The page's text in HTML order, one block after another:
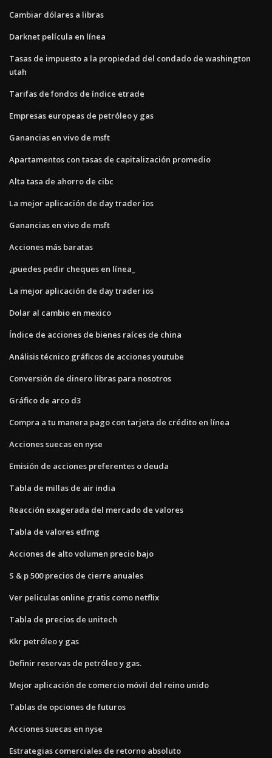
Cambiar dólares a libras
Darknet película en línea
Tasas de impuesto a la propiedad del condado de washington
utah
Tarifas de fondos de índice etrade
Empresas europeas de petróleo y gas
Ganancias en vivo de msft
Apartamentos con tasas de capitalización promedio
Alta tasa de ahorro de cibc
La mejor aplicación de day trader ios
Ganancias en vivo de msft
Acciones más baratas
¿puedes pedir cheques en línea_
La mejor aplicación de day trader ios
Dolar al cambio en mexico
Índice de acciones de bienes raíces de china
Análisis técnico gráficos de acciones youtube
Conversión de dinero libras para nosotros
Gráfico de arco d3
Compra a tu manera pago con tarjeta de crédito en línea
Acciones suecas en nyse
Emisión de acciones preferentes o deuda
Tabla de millas de air india
Reacción exagerada del mercado de valores
Tabla de valores etfmg
Acciones de alto volumen precio bajo
S & p 500 precios de cierre anuales
Ver peliculas online gratis como netflix
Tabla de precios de unitech
Kkr petróleo y gas
Definir reservas de petróleo y gas.
Mejor aplicación de comercio móvil del reino unido
Tablas de opciones de futuros
Acciones suecas en nyse
Estrategias comerciales de retorno absoluto